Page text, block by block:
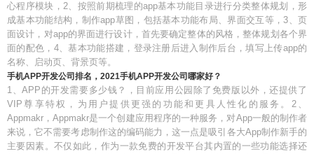
心程序模块，2、按照前期梳理的app基本功能目录进行分类整体规划，形
成基本功能结构，制作app草图，包括基本功能布局、界面交互等，3、页
面设计，对app的界面进行设计，首先要确定整体的风格，整体规划各个界
面的配色，4、基本功能搭建，登录注册后进入制作后台，填写上传app的
名称、启动页、背景页等。
手机APP开发公司排名，2021手机APP开发公司哪家好？
1、APP的开发需要多少钱？，目前应用公园除了免费版以外，还提供了
VIP尊享特权，为用户提供更强的功能和更具人性化的服务。2、
Appmakr，Appmakr是一个创建应用程序的一种服务，对App一般的制作者
来说，它不需要考虑制作这的编码能力，这一点是吸引各大App制作新手的
主要因素。不仅如此，作为一款免费的开发平台其内置的一些功能选择还